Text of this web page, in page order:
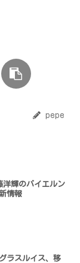
pepe
輝のバイエルン
情報
ラスルイス、移